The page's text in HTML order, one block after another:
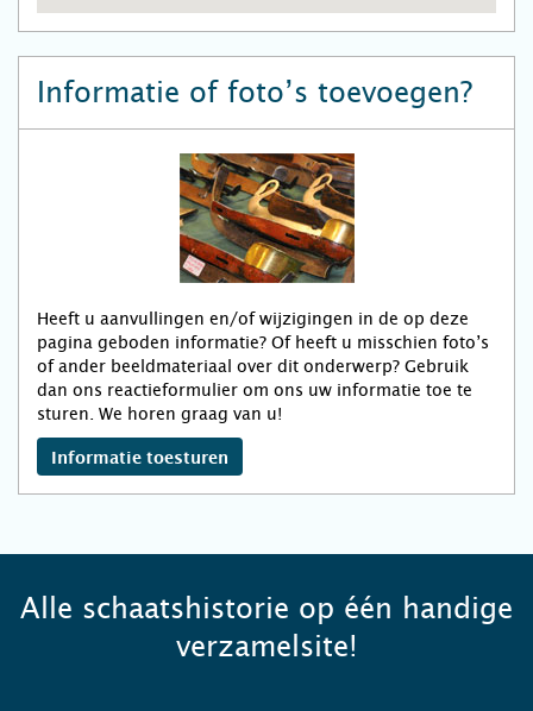
Informatie of foto’s toevoegen?
Heeft u aanvullingen en/of wijzigingen in de op deze
pagina geboden informatie? Of heeft u misschien foto’s
of ander beeldmateriaal over dit onderwerp? Gebruik
dan ons reactieformulier om ons uw informatie toe te
sturen. We horen graag van u!
Informatie toesturen
Alle schaatshistorie op één handige
verzamelsite!